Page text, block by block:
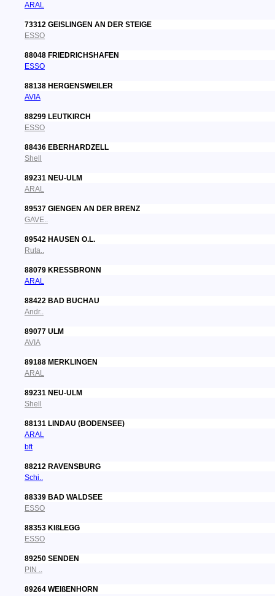
ARAL
73312 GEISLINGEN AN DER STEIGE
ESSO
88048 FRIEDRICHSHAFEN
ESSO
88138 HERGENSWEILER
AVIA
88299 LEUTKIRCH
ESSO
88436 EBERHARDZELL
Shell
89231 NEU-ULM
ARAL
89537 GIENGEN AN DER BRENZ
GAVE..
89542 HAUSEN O.L.
Ruta..
88079 KRESSBRONN
ARAL
88422 BAD BUCHAU
Andr..
89077 ULM
AVIA
89188 MERKLINGEN
ARAL
89231 NEU-ULM
Shell
88131 LINDAU (BODENSEE)
ARAL
bft
88212 RAVENSBURG
Schi..
88339 BAD WALDSEE
ESSO
88353 KIßLEGG
ESSO
89250 SENDEN
PIN ..
89264 WEIßENHORN